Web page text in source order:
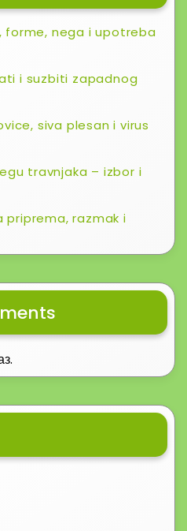
forme, nega i upotreba
i suzbiti zapadnog
siva plesan i virus
travnjaka – izbor i
priprema, razmak i